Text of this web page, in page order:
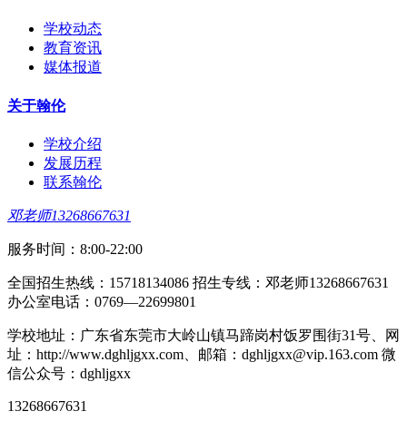
学校动态
教育资讯
媒体报道
关于翰伦
学校介绍
发展历程
联系翰伦
邓老师13268667631
服务时间：8:00-22:00
全国招生热线：15718134086 招生专线：邓老师13268667631
办公室电话：0769—22699801
学校地址：广东省东莞市大岭山镇马蹄岗村饭罗围街31号、网
址：http://www.dghljgxx.com、邮箱：dghljgxx@vip.163.com 微
信公众号：dghljgxx
13268667631